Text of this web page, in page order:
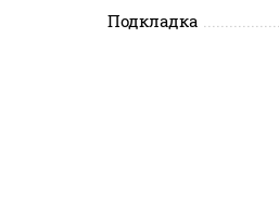
Подкладка